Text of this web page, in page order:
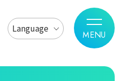
Language